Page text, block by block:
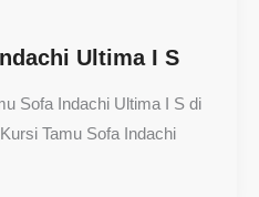
Ultima I S
Sofa Indachi Ultima I S di
Tamu Sofa Indachi